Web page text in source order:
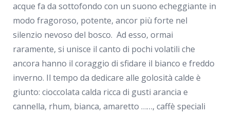
acque fa da sottofondo con un suono echeggiante in
modo fragoroso, potente, ancor più forte nel
silenzio nevoso del bosco. Ad esso, ormai
raramente, si unisce il canto di pochi volatili che
ancora hanno il coraggio di sfidare il bianco e freddo
inverno. Il tempo da dedicare alle golosità calde è
giunto: cioccolata calda ricca di gusti arancia e
cannella, rhum, bianca, amaretto ……, caffè speciali